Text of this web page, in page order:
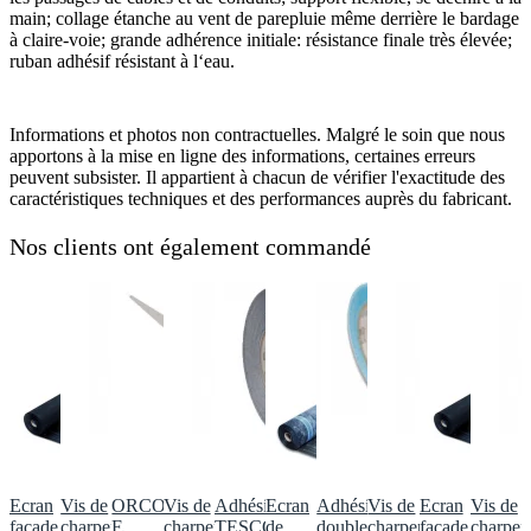
main; collage étanche au vent de parepluie même derrière le bardage
à claire-voie; grande adhérence initiale: résistance finale très élevée;
ruban adhésif résistant à l‘eau.
Informations et photos non contractuelles. Malgré le soin que nous
apportons à la mise en ligne des informations, certaines erreurs
peuvent subsister. Il appartient à chacun de vérifier l'exactitude des
caractéristiques techniques et des performances auprès du fabricant.
Nos clients ont également commandé
Ecran Vis de ORCONVis de AdhésifEcran AdhésifVis de Ecran Vis de